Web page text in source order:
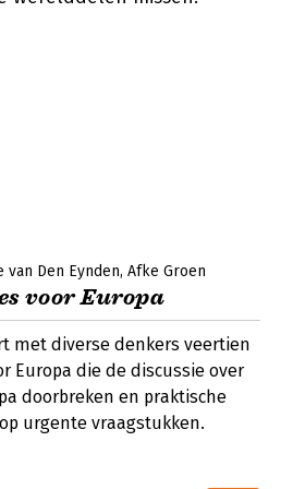
van Den Eynden Afke Groen
voor Europa
met diverse denkers veertien
Europa die de discussie over
doorbreken en praktische
urgente vraagstukken.